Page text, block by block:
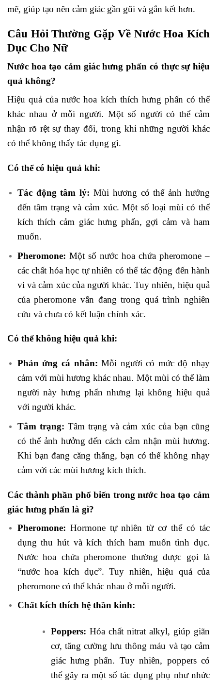
mẽ, giúp tạo nên cảm giác gần gũi và gắn kết hơn.
Câu Hỏi Thường Gặp Về Nước Hoa Kích
Dục Cho Nữ
Nước hoa tạo cảm giác hưng phấn có thực sự hiệu
quả không?
Hiệu quả của nước hoa kích thích hưng phấn có thể
khác nhau ở mỗi người. Một số người có thể cảm
nhận rõ rệt sự thay đổi, trong khi những người khác
có thể không thấy tác dụng gì.
Có thể có hiệu quả khi:
Tác động tâm lý: Mùi hương có thể ảnh hưởng
đến tâm trạng và cảm xúc. Một số loại mùi có thể
kích thích cảm giác hưng phấn, gợi cảm và ham
muốn.
Pheromone: Một số nước hoa chứa pheromone –
các chất hóa học tự nhiên có thể tác động đến hành
vi và cảm xúc của người khác. Tuy nhiên, hiệu quả
của pheromone vẫn đang trong quá trình nghiên
cứu và chưa có kết luận chính xác.
Có thể không hiệu quả khi:
Phản ứng cá nhân: Mỗi người có mức độ nhạy
cảm với mùi hương khác nhau. Một mùi có thể làm
người này hưng phấn nhưng lại không hiệu quả
với người khác.
Tâm trạng: Tâm trạng và cảm xúc của bạn cũng
có thể ảnh hưởng đến cách cảm nhận mùi hương.
Khi bạn đang căng thẳng, bạn có thể không nhạy
cảm với các mùi hương kích thích.
Các thành phần phổ biến trong nước hoa tạo cảm
giác hưng phấn là gì?
Pheromone: Hormone tự nhiên từ cơ thể có tác
dụng thu hút và kích thích ham muốn tình dục.
Nước hoa chứa pheromone thường được gọi là
“nước hoa kích dục”. Tuy nhiên, hiệu quả của
pheromone có thể khác nhau ở mỗi người.
Chất kích thích hệ thần kinh:
Poppers: Hóa chất nitrat alkyl, giúp giãn
cơ, tăng cường lưu thông máu và tạo cảm
giác hưng phấn. Tuy nhiên, poppers có
thể gây ra một số tác dụng phụ như nhức